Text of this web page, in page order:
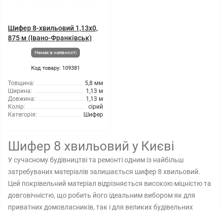
Шифер 8-хвильовий 1,13x0,
875 м (Івано-Франківськ)
Немає в наявності
Код товару: 109381
Товщина:
5,8 мм
Ширина:
1,13 м
Довжина:
1,13 м
Колір:
сірий
Категорія:
Шифер
Шифер 8 хвильовий у Києві
У сучасному будівництві та ремонті одним із найбільш
затребуваних матеріалів залишається шифер 8 хвильовий.
Цей покрівельний матеріал відрізняється високою міцністю та
довговічністю, що робить його ідеальним вибором як для
приватних домовласників, так і для великих будівельних